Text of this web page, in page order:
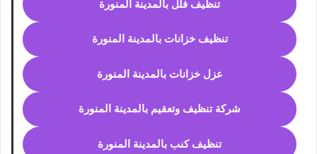
تنظيف فلل بالمدينة المنورة
تنظيف خزانات بالمدينة المنورة
عزل خزانات بالمدينة المنورة
شركة تنظيف وتعقيم بالمدينة المنورة
تنظيف كنب بالمدينة المنورة